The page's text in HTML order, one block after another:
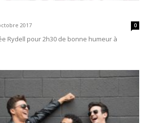
2017 0
Rydell pour 2h30 de bonne humeur à